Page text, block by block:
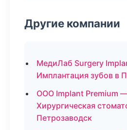
Другие компании
МедиЛаб Surgery
Имплантация зубов в
ООО Implant Premium
Хирургическая
Петрозаводск